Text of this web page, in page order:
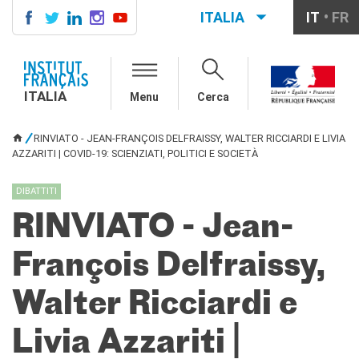
CORSI DI FRANCESE
CERTIFICAZIONI
UFFICIALI DI LINGUA
FRANCESE
SCUOLA E FORMAZIONE
Contatti
Didattica
Mobilità
Francofonia
Studenti
Riconoscimento diplomi
ITALIA IT FR
ITALIA Menu Cerca
TU SEI QUI
RINVIATO - JEAN-FRANÇOIS DELFRAISSY, WALTER RICCIARDI E LIVIA
AZZARITI | COVID-19: SCIENZIATI, POLITICI E SOCIETÀ
DIBATTITI
RINVIATO - Jean-
François Delfraissy,
Walter Ricciardi e
Livia Azzariti |